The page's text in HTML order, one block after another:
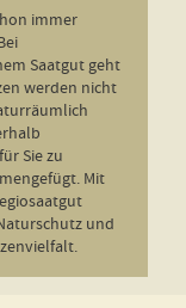
immer
Saatgut geht
werden nicht
Sie zu
Mit
und